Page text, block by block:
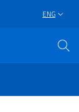
ENG